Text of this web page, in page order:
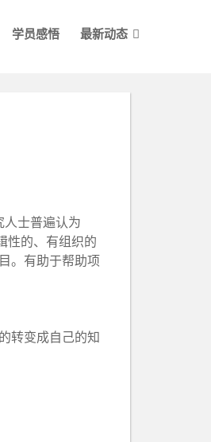
学员感悟 最新动态
士普遍认为
性的、有组织的
。有助于帮助项
转变成自己的知